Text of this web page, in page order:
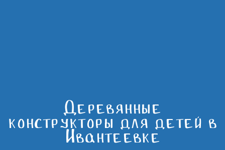
Деревянные
конструкторы для детей в
Ивантеевке